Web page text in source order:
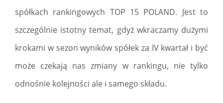
spółkach rankingowych TOP 15 POLAND. Jest to
szczególnie istotny temat, gdyż wkraczamy dużymi
krokami w sezon wyników spółek za IV kwartał i być
może czekają nas zmiany w rankingu, nie tylko
odnośnie kolejności ale i samego składu.